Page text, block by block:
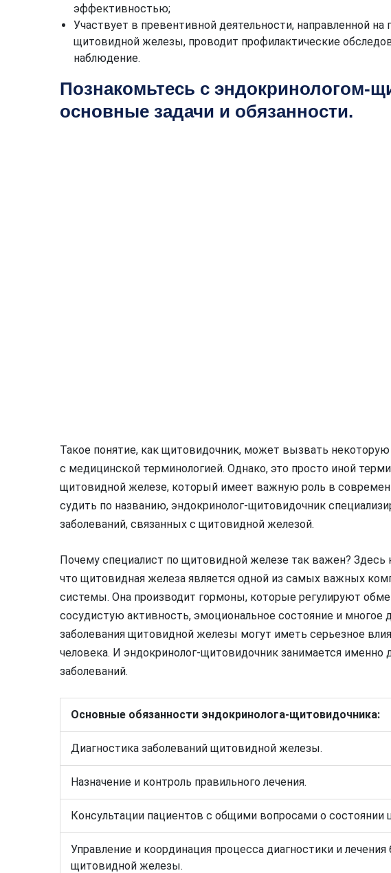
эффективностью;
Участвует в превентивной деятельности, направленной
щитовидной железы, проводит профилактические
наблюдение.
Познакомьтесь с эндокринологом-
основные задачи и обязанности.
Такое понятие, как щитовидочник, может вызвать
с медицинской терминологией. Однако, это просто иной
щитовидной железе, который имеет важную роль в
судить по названию, эндокринолог-щитовидочник
заболеваний, связанных с щитовидной железой.
Почему специалист по щитовидной железе так важен? Здесь
что щитовидная железа является одной из самых важных
системы. Она производит гормоны, которые регулируют
сосудистую активность, эмоциональное состояние и многое
заболевания щитовидной железы могут иметь серьезное
человека. И эндокринолог-щитовидочник занимается именно
заболеваний.
Основные обязанности эндокринолога-щитовидочника:
Диагностика заболеваний щитовидной железы.
Назначение и контроль правильного лечения.
Консультации пациентов с общими вопросами о
Управление и координация процесса диагностики и
щитовидной железы.